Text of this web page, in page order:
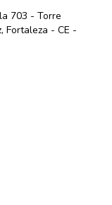
703 - Torre
Fortaleza - CE -